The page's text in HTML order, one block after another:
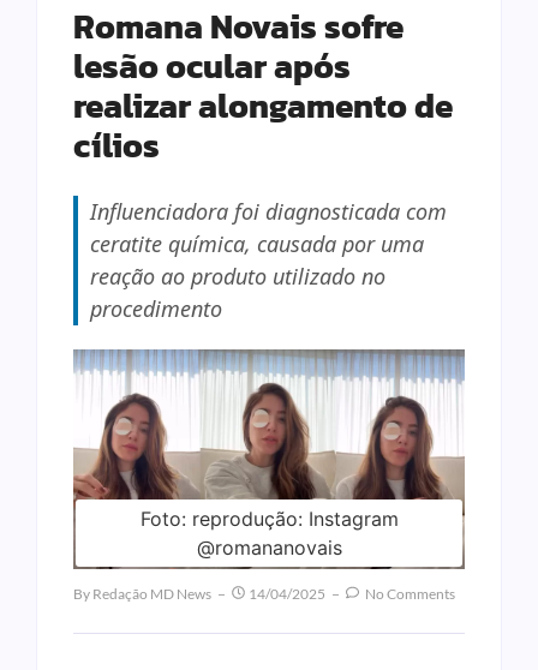
Romana Novais sofre
lesão ocular após
realizar alongamento de
cílios
Influenciadora foi diagnosticada com
ceratite química, causada por uma
reação ao produto utilizado no
procedimento
Foto: reprodução: Instagram
@romananovais
By Redação MD News 14/04/2025 No Comments